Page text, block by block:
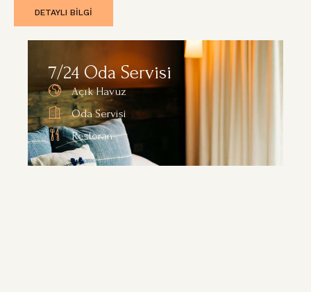
7/24 Oda Servisi
Açık Havuz
Oda Servisi
Restoran
DETAYLI BILGI